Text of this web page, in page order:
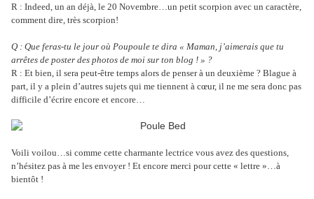
R : Indeed, un an déjà, le 20 Novembre…un petit scorpion avec un caractère,
comment dire, très scorpion!
Q : Que feras-tu le jour où Poupoule te dira « Maman, j’aimerais que tu
arrêtes de poster des photos de moi sur ton blog ! » ?
R : Et bien, il sera peut-être temps alors de penser à un deuxième ? Blague à
part, il y a plein d’autres sujets qui me tiennent à cœur, il ne me sera donc pas
difficile d’écrire encore et encore…
Voili voilou…si comme cette charmante lectrice vous avez des questions,
n’hésitez pas à me les envoyer ! Et encore merci pour cette « lettre »…à
bientôt !